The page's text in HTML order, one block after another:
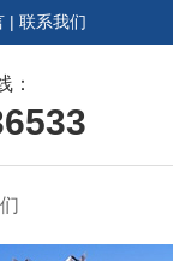
| 联系我们
：